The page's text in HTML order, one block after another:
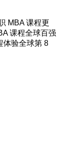
MBA 课程更
课程全球百强
体验全球第 8